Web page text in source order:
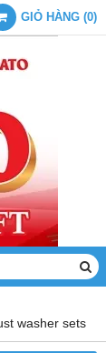
GIỎ HÀNG (0)
washer sets